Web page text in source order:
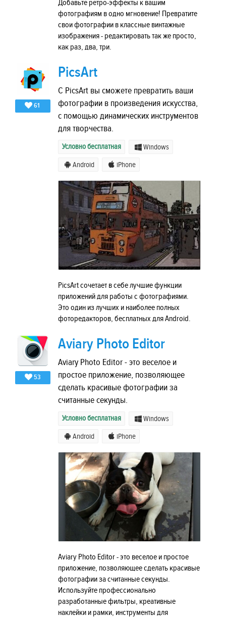
Добавьте ретро-эффекты к вашим
фотографиям в одно мгновение! Превратите
свои фотографии в классные винтажные
изображения - редактировать так же просто,
как раз, два, три.
61
PicsArt
С PicsArt вы сможете превратить ваши
фотографии в произведения искусства,
с помощью динамических инструментов
для творчества.
Условно бесплатная Windows
Android iPhone
PicsArt сочетает в себе лучшие функции
приложений для работы с фотографиями.
Это один из лучших и наиболее полных
фоторедакторов, бесплатных для Android.
53
Aviary Photo Editor
Aviary Photo Editor - это веселое и
простое приложение, позволяющее
сделать красивые фотографии за
считанные секунды.
Условно бесплатная Windows
Android iPhone
Aviary Photo Editor - это веселое и простое
приложение, позволяющее сделать красивые
фотографии за считанные секунды.
Используйте профессионально
разработанные фильтры, креативные
наклейки и рамки, инструменты для